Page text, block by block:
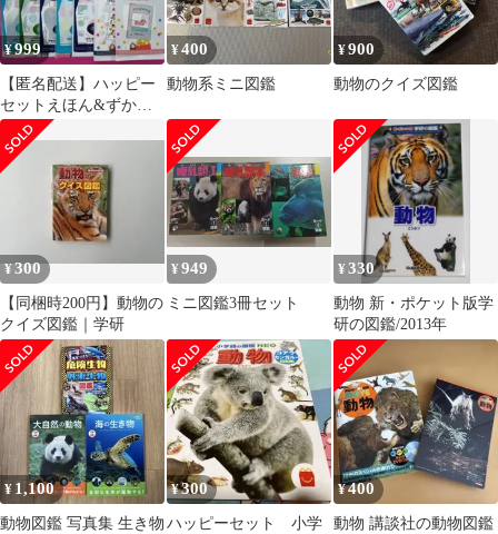
¥999
【匿名配送】ハッピー
セットえほん&ずかん
セット 絵本7冊、図鑑
6冊
¥400
動物系ミニ図鑑
¥900
動物のクイズ図鑑
¥300
【同梱時200円】動物の
クイズ図鑑｜学研
¥949
ミニ図鑑3冊セット
¥330
動物 新・ポケット版学
研の図鑑/2013年
¥ 1,100
動物図鑑 写真集 生き物
¥300
ハッピーセット 小学
¥400
動物 講談社の動物図鑑